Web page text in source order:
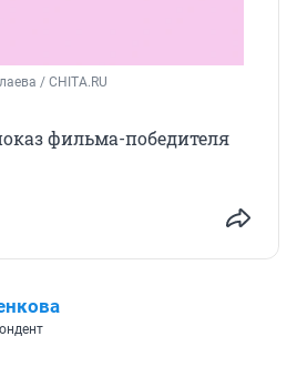
/ CHITA.RU
фильма-победителя